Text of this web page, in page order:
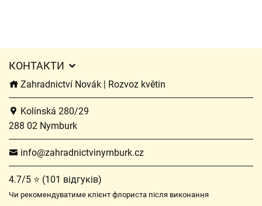
КОНТАКТИ
Zahradnictví Novák | Rozvoz květin
Kolínská 280/29
288 02 Nymburk
info@zahradnictvinymburk.cz
4.7/5 ⭐ (101 відгуків)
Чи рекомендуватиме клієнт флориста після виконання